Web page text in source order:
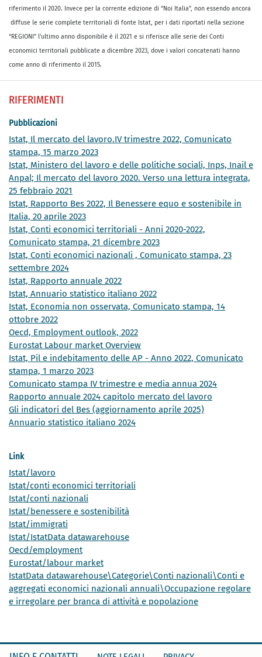
riferimento il 2020. Invece per la corrente edizione di “Noi Italia”, non essendo ancora
diffuse le serie complete territoriali di fonte Istat, per i dati riportati nella sezione
“REGIONI” l’ultimo anno disponibile è il 2021 e si riferisce alle serie dei Conti
economici territoriali pubblicate a dicembre 2023, dove i valori concatenati hanno
come anno di riferimento il 2015.
RIFERIMENTI
Pubblicazioni
Istat, Il mercato del lavoro.IV trimestre 2022, Comunicato
stampa, 15 marzo 2023
Istat, Ministero del lavoro e delle politiche sociali, Inps, Inail e
Anpal; Il mercato del lavoro 2020. Verso una lettura integrata,
25 febbraio 2021
Istat, Rapporto Bes 2022, Il Benessere equo e sostenibile in
Italia, 20 aprile 2023
Istat, Conti economici territoriali - Anni 2020-2022,
Comunicato stampa, 21 dicembre 2023
Istat, Conti economici nazionali , Comunicato stampa, 23
settembre 2024
Istat, Rapporto annuale 2022
Istat, Annuario statistico italiano 2022
Istat, Economia non osservata, Comunicato stampa, 14
ottobre 2022
Oecd, Employment outlook, 2022
Eurostat Labour market Overview
Istat, Pil e indebitamento delle AP - Anno 2022, Comunicato
stampa, 1 marzo 2023
Comunicato stampa IV trimestre e media annua 2024
Rapporto annuale 2024 capitolo mercato del lavoro
Gli indicatori del Bes (aggiornamento aprile 2025)
Annuario statistico italiano 2024
Link
Istat/lavoro
Istat/conti economici territoriali
Istat/conti nazionali
Istat/benessere e sostenibilità
Istat/immigrati
Istat/IstatData datawarehouse
Oecd/employment
Eurostat/labour market
IstatData datawarehouse\Categorie\Conti nazionali\Conti e
aggregati economici nazionali annuali\Occupazione regolare
e irregolare per branca di attività e popolazione